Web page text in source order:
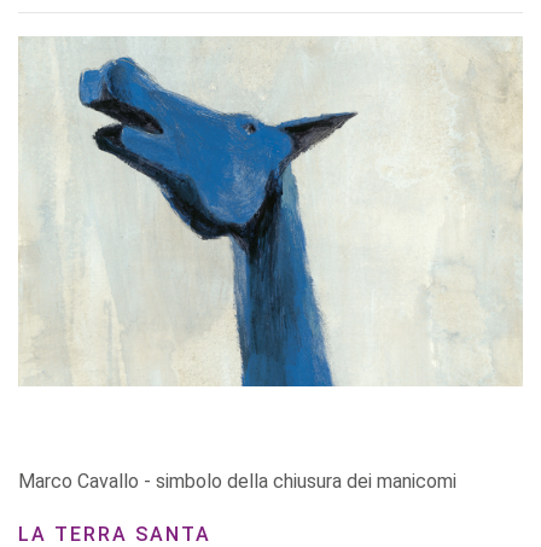
Marco Cavallo - simbolo della chiusura dei manicomi
LA TERRA SANTA